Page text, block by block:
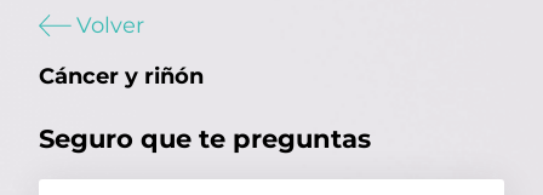
03
Datos que debes saber
04
Hablan los expertos
Volver
Cáncer y riñón
Seguro que te preguntas